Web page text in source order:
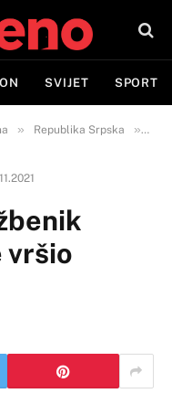
SVIJET SPORT
» Republika Srpska »
vršio